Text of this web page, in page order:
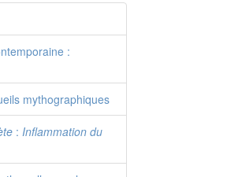
:
mythographiques
: Inflammation du